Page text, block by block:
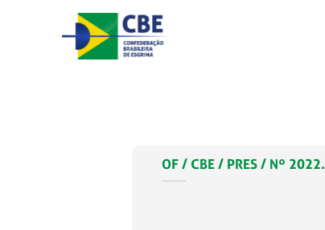
OF / CBE / PRES / Nº